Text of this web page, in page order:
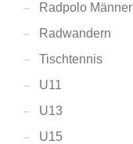
Radpolo Männer
Radwandern
Tischtennis
U11
U13
U15